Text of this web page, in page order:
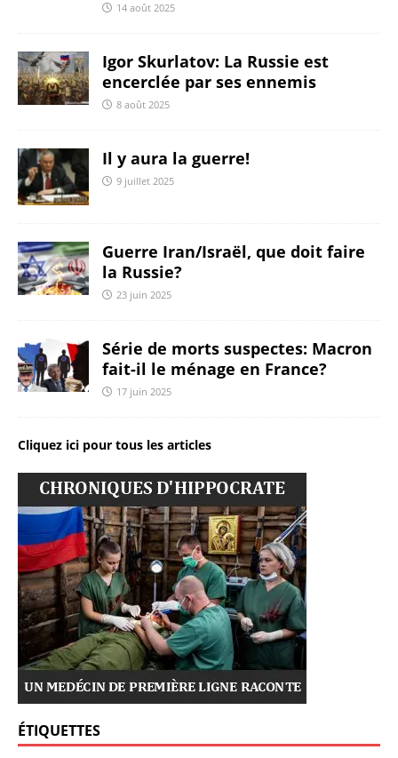
14 août 2025
Igor Skurlatov: La Russie est
encerclée par ses ennemis
8 août 2025
Il y aura la guerre!
9 juillet 2025
Guerre Iran/Israël, que doit faire
la Russie?
23 juin 2025
Série de morts suspectes: Macron
fait-il le ménage en France?
17 juin 2025
Cliquez ici pour tous les articles
ÉTIQUETTES